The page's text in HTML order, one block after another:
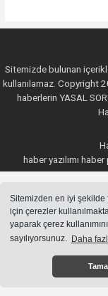
Sitemizden en iyi
için çerezler
yaparak çerez
sayılıyorsunuz. Daha
Sitemizde bulunan
kullanılamaz. Copyright
haberlerin YASAL
haber yazılımı haber